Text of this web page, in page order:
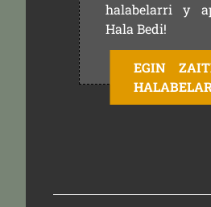
halabelarri y
Hala Bedi!
EGIN